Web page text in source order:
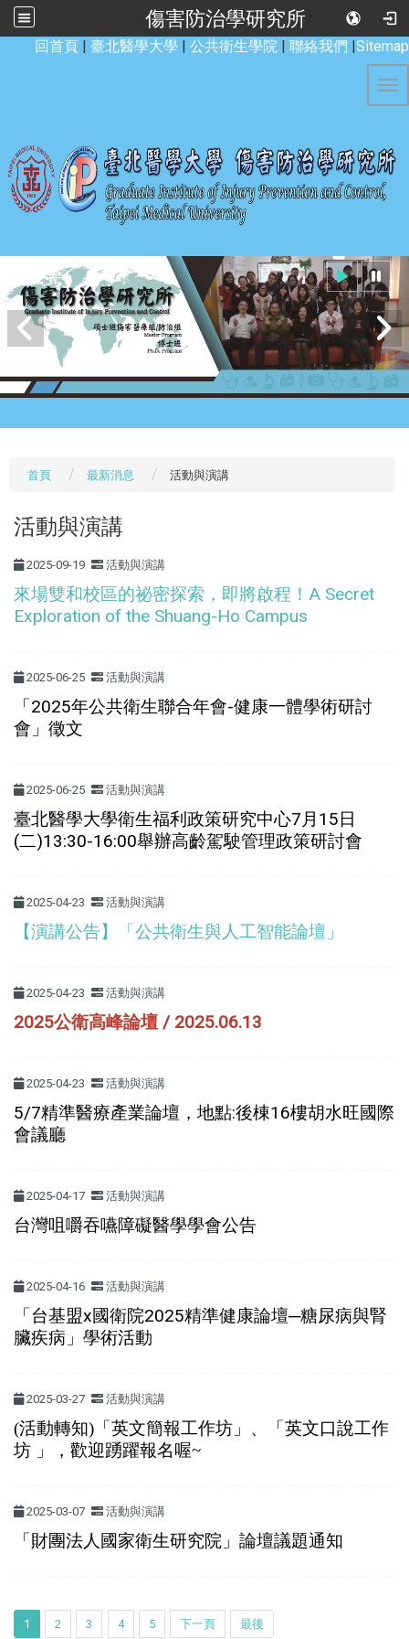
傷害防治學研究所
回首頁 | 臺北醫學大學 | 公共衛生學院 | 聯絡我們 |Sitemap
首頁 最新消息 活動與演講
活動與演講
2025-09-19 活動與演講
來場雙和校區的祕密探索，即將啟程！A Secret
Exploration of the Shuang-Ho Campus
2025-06-25 活動與演講
「2025年公共衛生聯合年會-健康一體學術研討
會」徵文
2025-06-25 活動與演講
臺北醫學大學衛生福利政策研究中心7月15日
(二)13:30-16:00舉辦高齡駕駛管理政策研討會
2025-04-23 活動與演講
【演講公告】「公共衛生與人工智能論壇」
2025-04-23 活動與演講
2025公衛高峰論壇 / 2025.06.13
2025-04-23 活動與演講
5/7精準醫療產業論壇，地點:後棟16樓胡水旺國際
會議廳
2025-04-17 活動與演講
台灣咀嚼吞嚥障礙醫學學會公告
2025-04-16 活動與演講
「台基盟x國衛院2025精準健康論壇─糖尿病與腎
臟疾病」學術活動
2025-03-27 活動與演講
(活動轉知)「英文簡報工作坊」、「英文口說工作
坊 」，歡迎踴躍報名喔~
2025-03-07 活動與演講
「財團法人國家衛生研究院」論壇議題通知
1 2 3 4 5 下一頁 最後